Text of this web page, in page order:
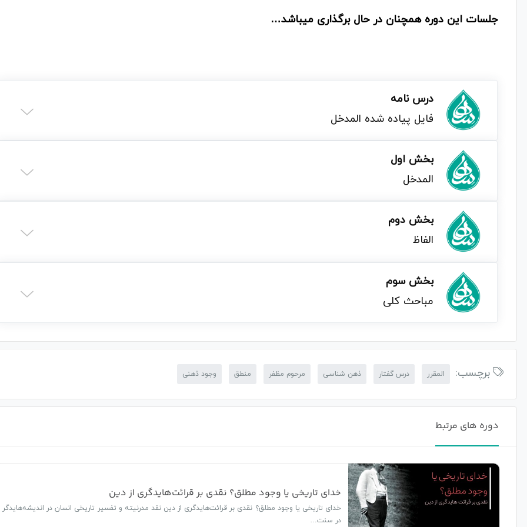
جلسات این دوره همچنان در حال برگذاری میباشد…
درس نامه
فایل پیاده شده المدخل
بخش اول
المدخل
بخش دوم
الفاظ
بخش سوم
مباحث کلی
برچسب: المقرر درس گفتار ذهن شناسی مرحوم مظفر منطق وجود ذهنی
دوره های مرتبط
خدای تاریخی یا وجود مطلق؟ نقدی بر قرائت‌هایدگری از دین
خدای تاریخی یا وجود مطلق؟ نقدی بر قرائت‌هایدگری از دین نقد مدرنیته و تفسیر تاریخی انسان در اندیشه‌هایدگر
در سنت…